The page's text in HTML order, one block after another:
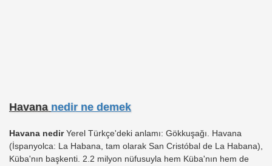
Havana nedir ne demek
Havana nedirYerel Türkçe'deki anlamı: Gökkuşağı. Havana
(İspanyolca: La Habana, tam olarak San Cristóbal de La Habana),
Küba'nın başkenti. 2.2 milyon nüfusuyla hem Küba'nın hem de